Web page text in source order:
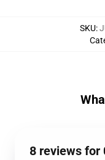
SKU:
8 reviews for